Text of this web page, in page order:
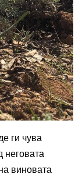
ги чува
неговата
виновата